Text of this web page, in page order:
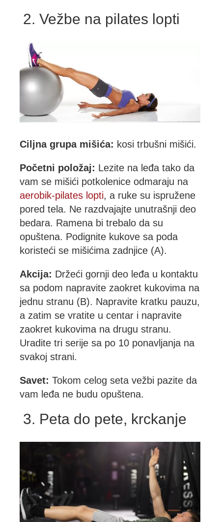
2. Vežbe na pilates lopti
Ciljna grupa mišića: kosi trbušni mišići.
Početni položaj: Lezite na leđa tako da
vam se mišići potkolenice odmaraju na
aerobik-pilates lopti, a ruke su ispružene
pored tela. Ne razdvajajte unutrašnji deo
bedara. Ramena bi trebalo da su
opuštena. Podignite kukove sa poda
koristeći se mišićima zadnjice (A).
Akcija: Držeći gornji deo leđa u kontaktu
sa podom napravite zaokret kukovima na
jednu stranu (B). Napravite kratku pauzu,
a zatim se vratite u centar i napravite
zaokret kukovima na drugu stranu.
Uradite tri serije sa po 10 ponavljanja na
svakoj strani.
Savet: Tokom celog seta vežbi pazite da
vam leđa ne budu opuštena.
3. Peta do pete, krckanje